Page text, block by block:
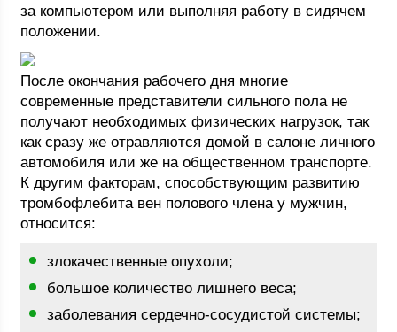
за компьютером или выполняя работу в сидячем
положении.
После окончания рабочего дня многие
современные представители сильного пола не
получают необходимых физических нагрузок, так
как сразу же отравляются домой в салоне личного
автомобиля или же на общественном транспорте.
К другим факторам, способствующим развитию
тромбофлебита вен полового члена у мужчин,
относится:
злокачественные опухоли;
большое количество лишнего веса;
заболевания сердечно-сосудистой системы;